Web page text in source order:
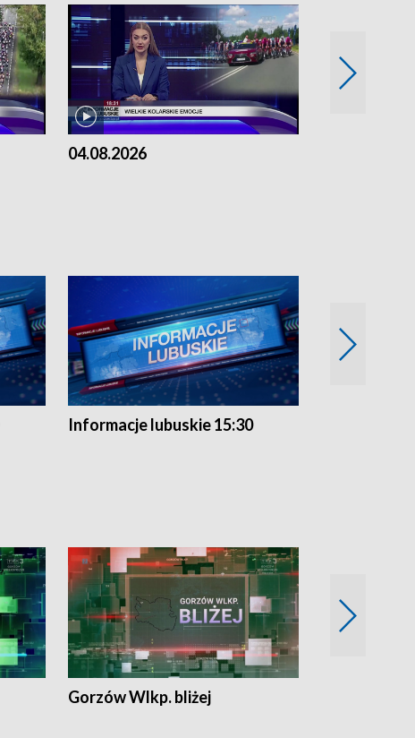
04.08.2026
Informacje lubuskie 15:30
Gorzów Wlkp. bliżej